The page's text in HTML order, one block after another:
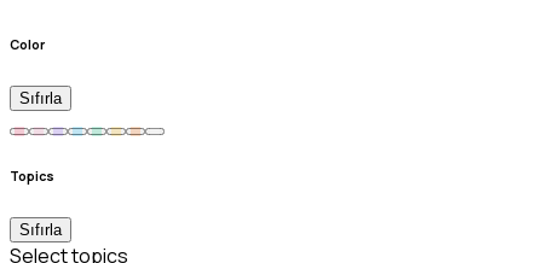
Color
Sıfırla
Topics
Sıfırla
Select topics